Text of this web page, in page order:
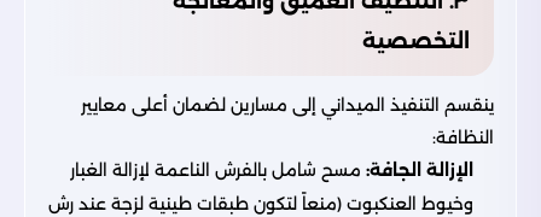
التخصصية
ينقسم التنفيذ الميداني إلى مسارين لضمان أعلى معايير
النظافة:
الإزالة الجافة: مسح شامل بالفرش الناعمة لإزالة الغبار
وخيوط العنكبوت (منعاً لتكون طبقات طينية لزجة عند رش